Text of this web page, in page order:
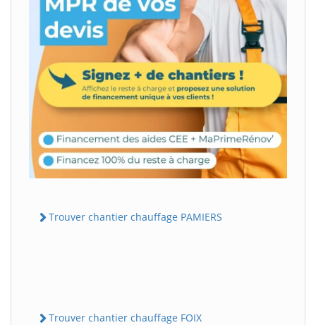
Trouver chantier chauffage PAMIERS
Trouver chantier chauffage FOIX